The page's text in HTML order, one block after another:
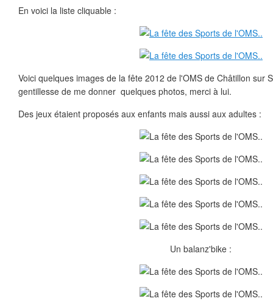
En voici la liste cliquable :
Voici quelques images de la fête 2012 de l'OMS de Châtillon sur
gentillesse de me donner quelques photos, merci à lui.
Des jeux étaient proposés aux enfants mais aussi aux adultes :
Un balanz'bike :